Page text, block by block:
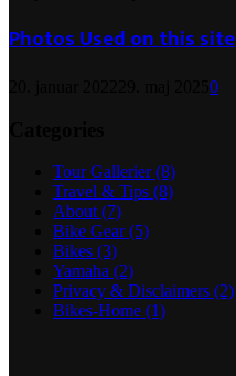
Photos Used on this site
0
Tour Gallerier(8)
Travel & Tips (8)
About(7)
Bike Gear(5)
Bikes (3)
Yamaha (2)
Privacy & Disclaimers (2)
Bikes-Home (1)